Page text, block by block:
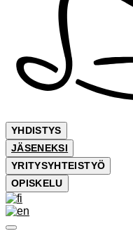
YHDISTYS
JÄSENEKSI
YRITYSYHTEISTYÖ
OPISKELU